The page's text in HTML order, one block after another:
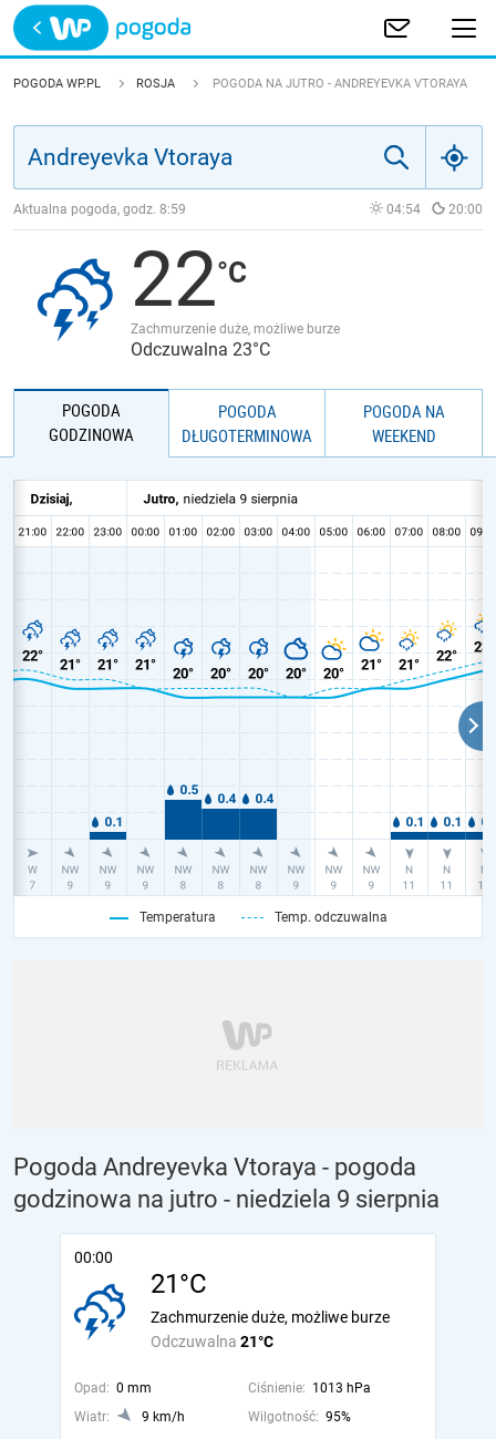
Trwa ładowanie
POLSKA
JAKOŚĆ POWIETRZA
POGODA WP.PL ROSJA POGODA NA JUTRO - ANDREYEVKA VTORAYA
Aktualna pogoda, godz. 8:59 04:54 20:00
22
Zachmurzenie duże, możliwe burze
Odczuwalna 23°C
POGODA
GODZINOWA
POGODA
DŁUGOTERMINOWA
POGODA NA
WEEKEND
Temperatura Temp. odczuwalna
Pogoda Andreyevka Vtoraya - pogoda
godzinowa na jutro - niedziela 9 sierpnia
00:00
21°C
Odczuwalna 21°C
Zachmurzenie duże, możliwe burze
Opad: 0 mm Ciśnienie: 1013 hPa
Wiatr:
9 km/h Wilgotność: 95%